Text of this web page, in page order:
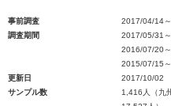
事前調査
2017/04/14
調査期間
2017/05/31
2016/07/20
2015/07/15
更新日
2017/10/02
サンプル数
1,416人（九